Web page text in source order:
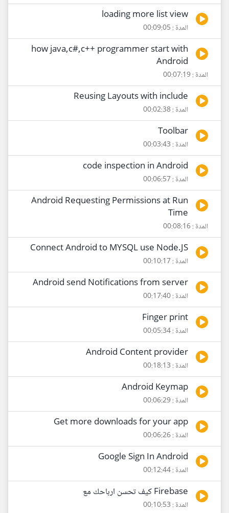
loading more list view
المدة : 00:09:05
how java,c#,c++ programmer start with
Android
المدة : 00:07:19
Reusing Layouts with include
المدة : 00:02:38
Toolbar
المدة : 00:03:43
code inspection in Android
المدة : 00:06:57
Android Requesting Permissions at Run
Time
المدة : 00:08:16
Connect Android to MYSQL use Node.JS
المدة : 00:10:17
Android send Notifications from server
المدة : 00:17:40
Finger print
المدة : 00:05:34
Android Content provider
المدة : 00:18:13
Android Keymap
المدة : 00:06:29
Get more downloads for your app
المدة : 00:06:26
Google Sign In Android
المدة : 00:12:44
Firebase كيف تحسن ارباحك مع
المدة : 00:10:53